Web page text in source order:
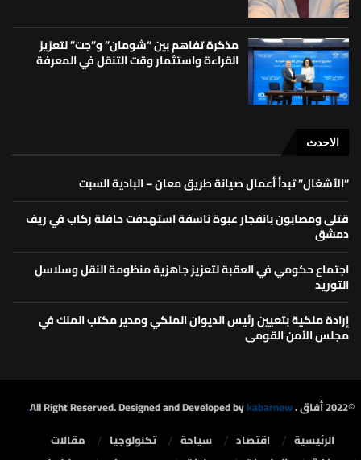
مذكرة تفاهم بين “شومان” و”جت” لتعزيز
القراءة واستثمار وقت التنقل في المعرفة
الاحدث
“الأشغال” تبدأ أعمال صيانة طريق معان – البادية السبت
قتلى ومصابون بانفجار عبوة ناسفة استهدفت حافلة ركاب في ريف
دمشق
اجتماع حكومي في العقبة لتعزيز جاهزية منظومة النقل وسلاسل
التوريد
إرادة ملكية بتعيين رئيس الديوان الملكي ومدير مكتب الملك في
مجلس الأمن القومي
©2022 أفاق . All Right Reserved. Designed and Developed by
kabarnew.
الرئيسية
⁠اقتصاد سياحة تكنولوجيا
مقالات